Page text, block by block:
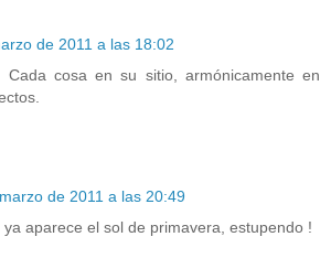
de 2011 a las 18:02
Cada cosa en su sitio, armónicamente en
de 2011 a las 20:49
ya aparece el sol de primavera, estupendo !